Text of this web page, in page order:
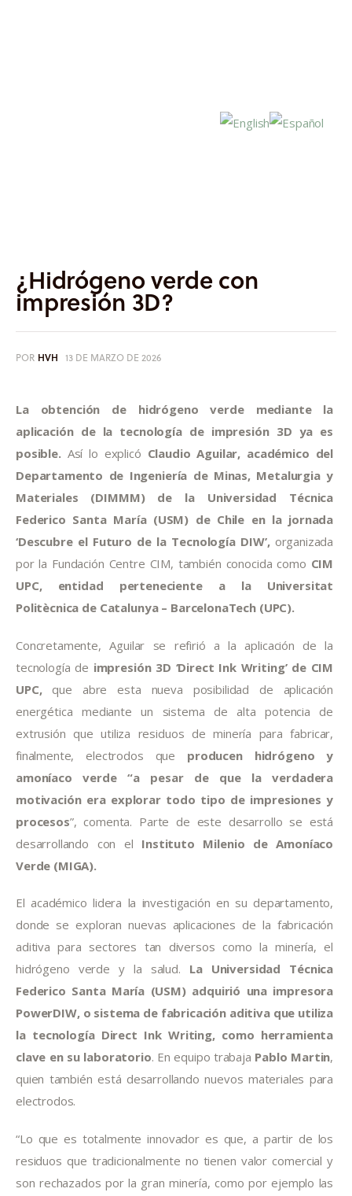
Investigación
Proyectos
Informes
Quiénes somos
¿Hidrógeno verde con
impresión 3D?
POR HVH 13 DE MARZO DE 2026
La obtención de hidrógeno verde mediante la
aplicación de la tecnología de impresión 3D ya es
posible. Así lo explicó Claudio Aguilar, académico del
Departamento de Ingeniería de Minas, Metalurgia y
Materiales (DIMMM) de la Universidad Técnica
Federico Santa María (USM) de Chile en la jornada
‘Descubre el Futuro de la Tecnología DIW’, organizada
por la Fundación Centre CIM, también conocida como CIM
UPC, entidad perteneciente a la Universitat
Politècnica de Catalunya – BarcelonaTech (UPC).
Concretamente, Aguilar se refirió a la aplicación de la
tecnología de impresión 3D ‘Direct Ink Writing’ de CIM
UPC, que abre esta nueva posibilidad de aplicación
energética mediante un sistema de alta potencia de
extrusión que utiliza residuos de minería para fabricar,
finalmente, electrodos que producen hidrógeno y
amoníaco verde “a pesar de que la verdadera
motivación era explorar todo tipo de impresiones y
procesos”, comenta. Parte de este desarrollo se está
desarrollando con el Instituto Milenio de Amoníaco
Verde (MIGA).
El académico lidera la investigación en su departamento,
donde se exploran nuevas aplicaciones de la fabricación
aditiva para sectores tan diversos como la minería, el
hidrógeno verde y la salud. La Universidad Técnica
Federico Santa María (USM) adquirió una impresora
PowerDIW, o sistema de fabricación aditiva que utiliza
la tecnología Direct Ink Writing, como herramienta
clave en su laboratorio. En equipo trabaja Pablo Martin,
quien también está desarrollando nuevos materiales para
electrodos.
“Lo que es totalmente innovador es que, a partir de los
residuos que tradicionalmente no tienen valor comercial y
son rechazados por la gran minería, como por ejemplo las